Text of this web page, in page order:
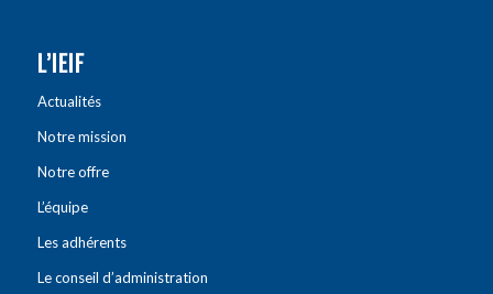
L’IEIF
Actualités
Notre mission
Notre offre
L’équipe
Les adhérents
Le conseil d’administration